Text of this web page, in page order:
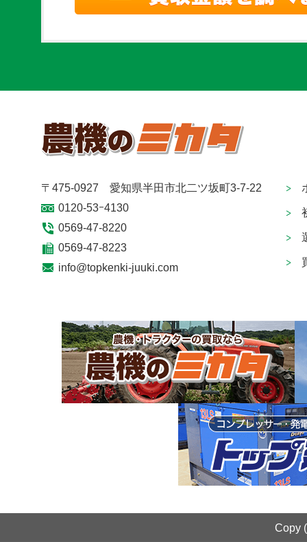
〒475-0927 愛知県半田市北二ツ坂町3-7-22
0120-53ｰ4130
0569-47-8220
0569-47-8223
info@topkenki-juuki.com
Copy